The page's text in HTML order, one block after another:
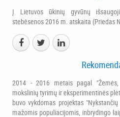
Į Lietuvos ūkinių gyvūnų
stebėsenos 2016 m. atskaita (Priedas
2014 - 2016 metais pagal
mokslinių tyrimų ir eksperimentinės
buvo vykdomas projektas
mažomis populiacijomis, inbrydingo